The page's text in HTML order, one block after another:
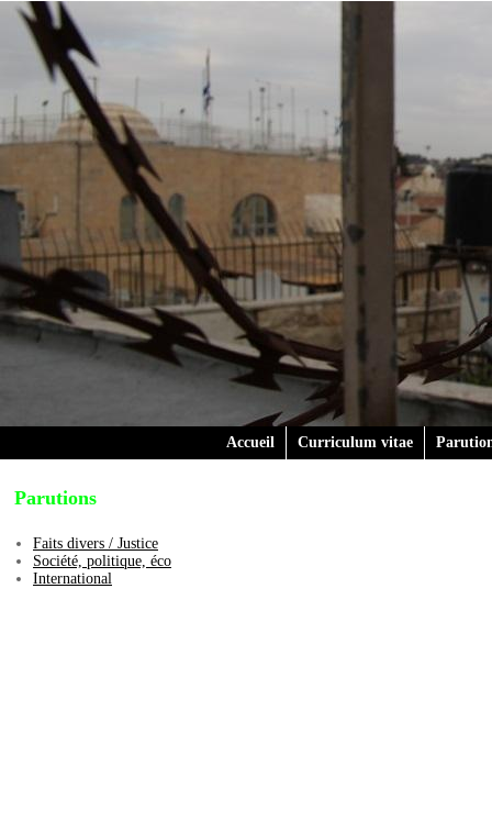
Accueil Curriculum vitae
Parutions
Faits divers / Justice
Société, politique, éco
International